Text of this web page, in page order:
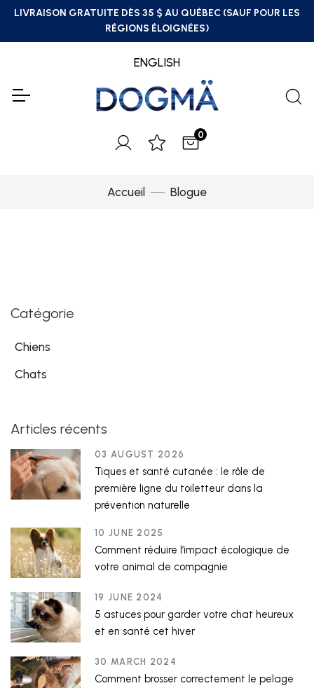
LIVRAISON GRATUITE DÈS 35 $ AU QUÉBEC (SAUF POUR LES
RÉGIONS ÉLOIGNÉES)
ENGLISH
0
Accueil Blogue
Catégorie
Chiens
Chats
Articles récents
03 AUGUST 2026
Tiques et santé cutanée : le rôle de
première ligne du toiletteur dans la
prévention naturelle
10 JUNE 2025
Comment réduire l’impact écologique de
votre animal de compagnie
19 JUNE 2024
5 astuces pour garder votre chat heureux
et en santé cet hiver
30 MARCH 2024
Comment brosser correctement le pelage